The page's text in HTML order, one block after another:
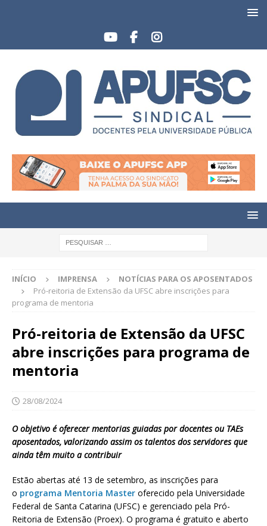
INÍCIO IMPRENSA
NOTÍCIAS PARA OS APOSENTADOS
Pró-reitoria de Extensão da UFSC abre inscrições para
programa de mentoria
Pró-reitoria de Extensão da UFSC
abre inscrições para programa de
mentoria
28/08/2024
O objetivo é oferecer mentorias guiadas por docentes ou TAEs
aposentados, valorizando assim os talentos dos servidores que
ainda têm muito a contribuir
Estão abertas até 13 de setembro, as inscrições para
o programa Mentoria Master oferecido pela Universidade
Federal de Santa Catarina (UFSC) e gerenciado pela Pró-
Reitoria de Extensão (Proex). O programa é gratuito e aberto